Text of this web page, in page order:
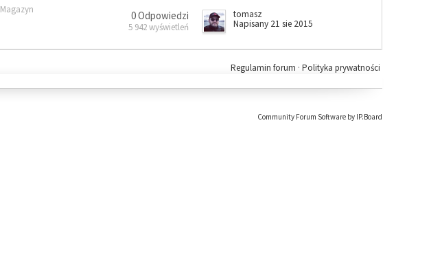
0 Odpowiedzi
5 942 wyświetleń
tomasz
Napisany 21 sie 2015
Polityka prywatności
Regulamin forum ·
Community Forum Software by IP.Board